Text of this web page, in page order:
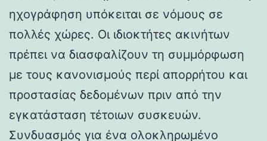
ηχογράφηση υπόκειται σε νόμους σε
πολλές χώρες. Οι ιδιοκτήτες ακινήτων
πρέπει να διασφαλίζουν τη συμμόρφωση
με τους κανονισμούς περί απορρήτου και
προστασίας δεδομένων πριν από την
εγκατάσταση τέτοιων συσκευών.
Συνδυασμός για ένα ολοκληρωμένο